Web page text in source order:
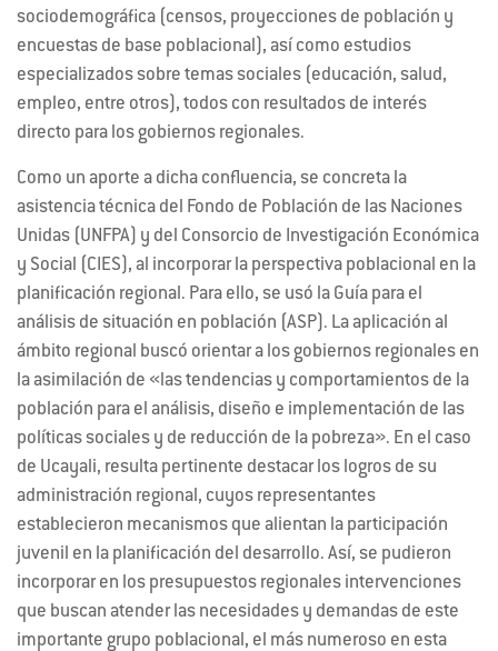
sociodemográfica (censos, proyecciones de población y
encuestas de base poblacional), así como estudios
especializados sobre temas sociales (educación, salud,
empleo, entre otros), todos con resultados de interés
directo para los gobiernos regionales.
Como un aporte a dicha confluencia, se concreta la
asistencia técnica del Fondo de Población de las Naciones
Unidas (UNFPA) y del Consorcio de Investigación Económica
y Social (CIES), al incorporar la perspectiva poblacional en la
planificación regional. Para ello, se usó la Guía para el
análisis de situación en población (ASP). La aplicación al
ámbito regional buscó orientar a los gobiernos regionales en
la asimilación de «las tendencias y comportamientos de la
población para el análisis, diseño e implementación de las
políticas sociales y de reducción de la pobreza». En el caso
de Ucayali, resulta pertinente destacar los logros de su
administración regional, cuyos representantes
establecieron mecanismos que alientan la participación
juvenil en la planificación del desarrollo. Así, se pudieron
incorporar en los presupuestos regionales intervenciones
que buscan atender las necesidades y demandas de este
importante grupo poblacional, el más numeroso en esta